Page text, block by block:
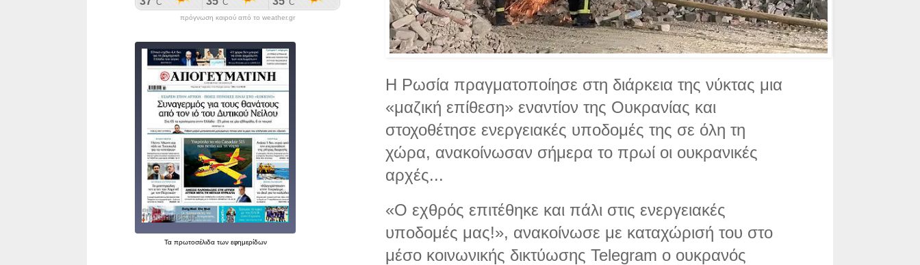
Η Ρωσία πραγματοποίησε στη διάρκεια της νύκτας μια
«μαζική επίθεση» εναντίον της Ουκρανίας και
στοχοθέτησε ενεργειακές υποδομές της σε όλη τη
χώρα, ανακοίνωσαν σήμερα το πρωί οι ουκρανικές
αρχές...
«Ο εχθρός επιτέθηκε και πάλι στις ενεργειακές
υποδομές μας!», ανακοίνωσε με καταχώρισή του στο
μέσο κοινωνικής δικτύωσης Telegram ο ουκρανός
πρόγνωση καιρού από το weather.gr
Τα πρωτοσέλιδατων εφημερίδων